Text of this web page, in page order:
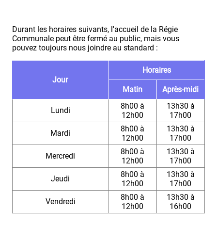
Durant les horaires suivants, l'accueil de la Régie
Communale peut être fermé au public, mais vous
pouvez toujours nous joindre au standard :
Jour
Horaires
Matin Après-midi
Lundi
8h00 à
12h00
13h30 à
17h00
Mardi
8h00 à
12h00
13h30 à
17h00
Mercredi
8h00 à
12h00
13h30 à
17h00
Jeudi
8h00 à
12h00
13h30 à
17h00
Vendredi
8h00 à
12h00
13h30 à
16h00